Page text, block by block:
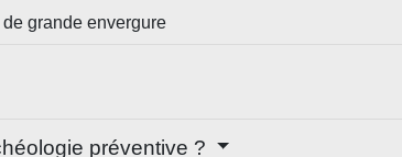
grande envergure
préventive ?